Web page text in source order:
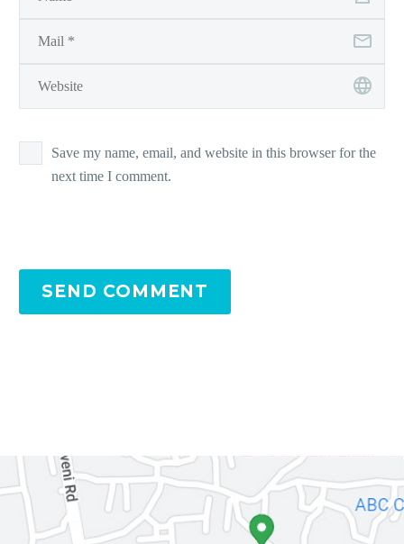
Save my name, email, and website in this browser for the
next time I comment.
SEND COMMENT